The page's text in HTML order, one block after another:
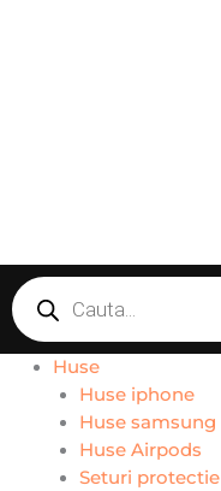
Products
search
Huse
Huse iphone
Huse samsung
Huse Airpods
Seturi protectie